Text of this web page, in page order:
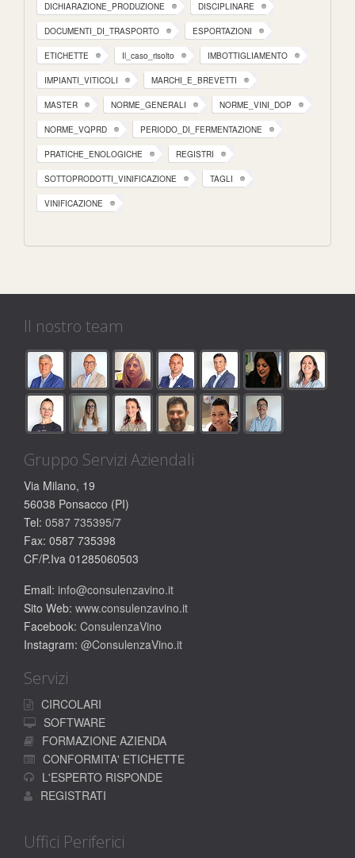
DICHIARAZIONE_PRODUZIONE DISCIPLINARE
DOCUMENTI_DI_TRASPORTO ESPORTAZIONI
ETICHETTE Il_caso_risolto IMBOTTIGLIAMENTO
IMPIANTI_VITICOLI MARCHI_E_BREVETTI
MASTER NORME_GENERALI NORME_VINI_DOP
NORME_VQPRD PERIODO_DI_FERMENTAZIONE
PRATICHE_ENOLOGICHE REGISTRI
SOTTOPRODOTTI_VINIFICAZIONE TAGLI
VINIFICAZIONE
Il nostro team
Gruppo Servizi Aziendali
Via Milano, 19
56038 Ponsacco (PI)
Tel: 0587 735395/7
Fax: 0587 735398
CF/P.Iva 01285060503
Email: info@consulenzavino.it
Sito Web: www.consulenzavino.it
Facebook: ConsulenzaVino
Instagram: @ConsulenzaVino.it
Servizi
CIRCOLARI
SOFTWARE
FORMAZIONE AZIENDA
CONFORMITA' ETICHETTE
L'ESPERTO RISPONDE
REGISTRATI
Uffici Periferici